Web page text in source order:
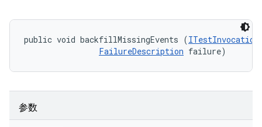
public void backfillMissingEvents (
FailureDescription failure)
参数